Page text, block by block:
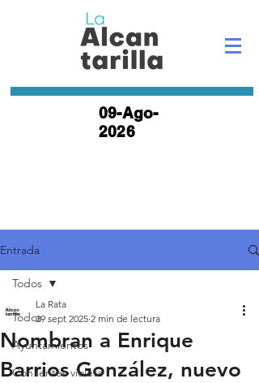
09-Ago-
2026
Entrada
Todos
Ayuntamientos
Con lentes violeta
Todos
Nombran a Enrique
Barrios González, nuevo
La Rata
29 sept 2025 2 min de lectura